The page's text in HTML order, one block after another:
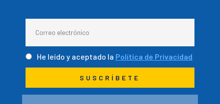
He leído y aceptado la Política de Privacidad